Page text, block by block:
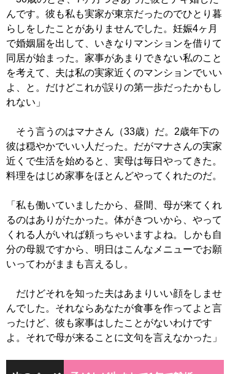
んです。彼も私も実家が東京だったのでひとり暮
らしをしたことがありませんでした。妊娠4ヶ月
で婚姻届を出して、いきなりマンションを借りて
同居が始まった。家事があまりできない私のこと
を考えて、夫は私の実家近くのマンションでいい
よ、と。だけどこれが誤りの第一歩だったかもし
れない」
そう言うのはマナさん（33歳）だ。2歳年下の
彼は穏やかでいい人だった。だがマナさんの実家
近くで生活を始めると、実母は毎日やってきた。
料理をはじめ家事をほとんどやってくれたのだ。
「私も働いていましたから、昼間、母が来てくれ
るのはありがたかった。体がきついから、やって
くれる人がいれば頼っちゃいますよね。しかも自
分の母親ですから、明日はこんなメニューでお願
いってわがままも言えるし。
だけどそれを知った夫はあまりいい顔をしませ
んでした。それならあなたが食事を作ってよと言
ったけど、彼も家事はしたことがないわけです
よ。それで母が来ることに文句を言えなかった」